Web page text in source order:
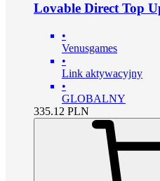
Lovable Direct Top
•
Venusgames
•
Link aktywacyjny
•
GLOBALNY
335.12 PLN